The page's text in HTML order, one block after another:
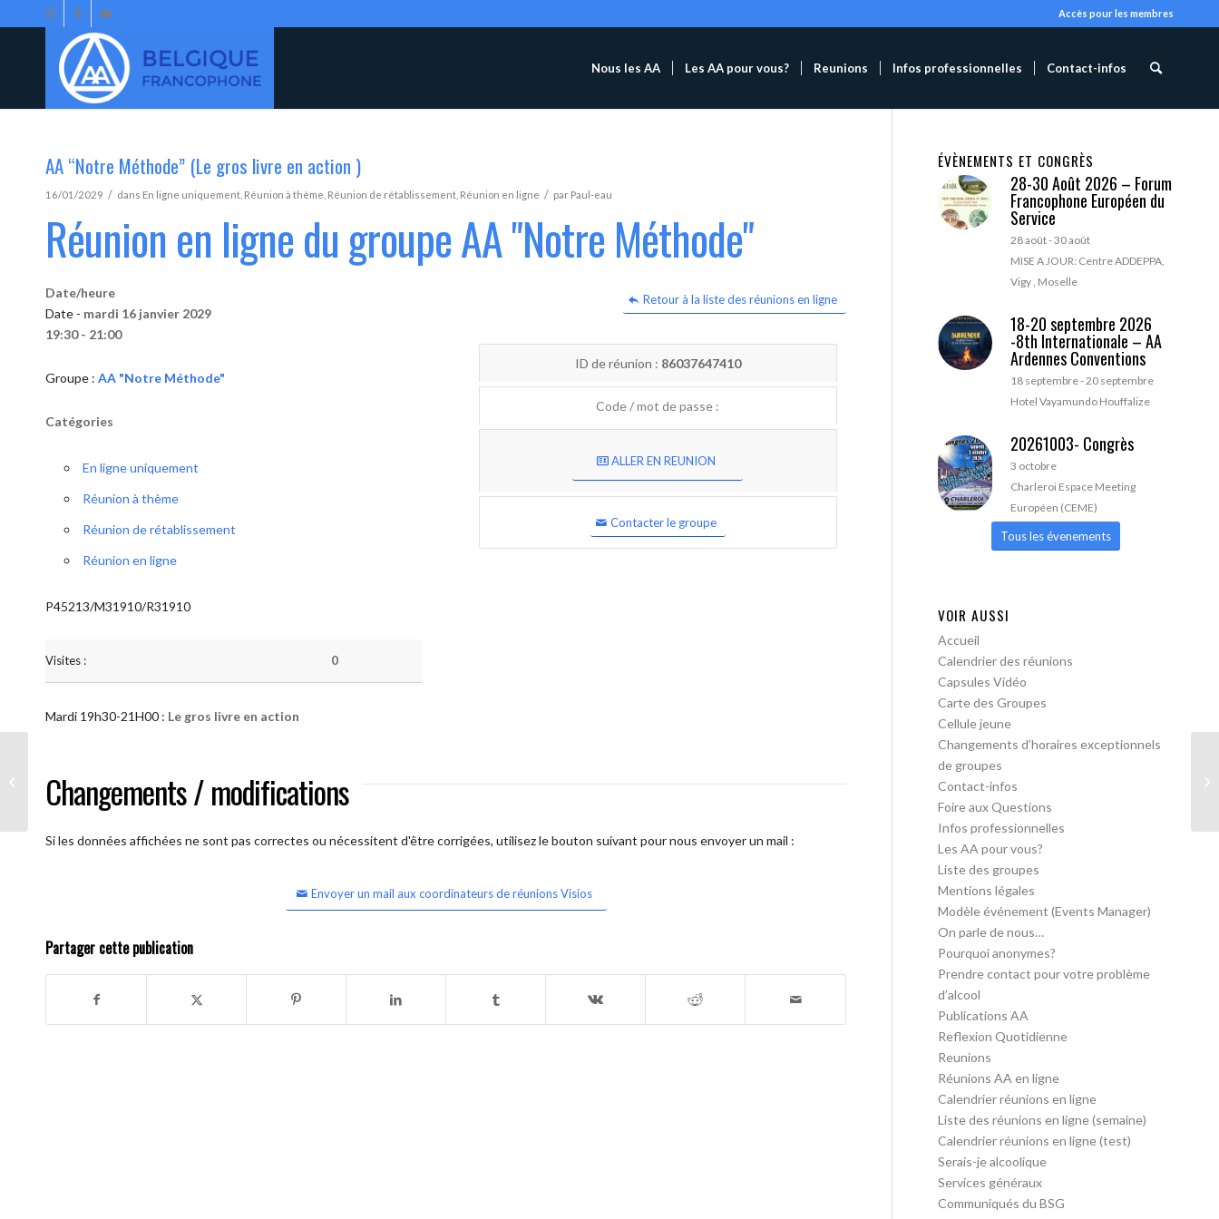
Accès pour les membres
Nous les AA Les AA pour vous? Reunions Infos professionnelles Contact-infos
AA “Notre Méthode” (Le gros livre en action )
16/01/2029 / dans En ligne uniquement Réunion à thème Réunion de rétablissement Réunion en ligne / par Paul-eau
Réunion en ligne du groupe AA "Notre Méthode"
Retour à la liste des réunions en ligne
Date/heure
Date - mardi 16 janvier 2029
19:30 - 21:00
Groupe : AA "Notre Méthode"
Catégories
En ligne uniquement
Réunion à thème
Réunion de rétablissement
Réunion en ligne
P45213/M31910/R31910
Visites : 0
ID de réunion : 86037647410
Code / mot de passe :
ALLER EN REUNION
Contacter le groupe
Mardi 19h30-21H00 : Le gros livre en action
Changements / modifications
Si les données affichées ne sont pas correctes ou nécessitent d'être corrigées, utilisez le bouton suivant pour nous envoyer un mail :
Envoyer un mail aux coordinateurs de réunions Visios
Partager cette publication
ÉVÈNEMENTS ET CONGRÈS
28-30 Août 2026 – Forum
Francophone Européen du
Service
28 août-30 août
MISE A JOUR: Centre ADDEPPA,
Vigy , Moselle
18-20 septembre 2026
-8th Internationale – AA
Ardennes Conventions
18 septembre-20 septembre
Hotel Vayamundo Houffalize
20261003- Congrès
3 octobre
Charleroi Espace Meeting
Européen (CEME)
Tous les évenements
VOIR AUSSI
Accueil
Calendrier des réunions
Capsules Vidéo
Carte des Groupes
Cellule jeune
Changements d’horaires exceptionnels
de groupes
Contact-infos
Foire aux Questions
Infos professionnelles
Les AA pour vous?
Liste des groupes
Mentions légales
Modèle événement (Events Manager)
On parle de nous…
Pourquoi anonymes?
Prendre contact pour votre problème
d’alcool
Publications AA
Reflexion Quotidienne
Reunions
Réunions AA en ligne
Calendrier réunions en ligne
Liste des réunions en ligne (semaine)
Calendrier réunions en ligne (test)
Serais-je alcoolique
Services généraux
Communiqués du BSG
action )